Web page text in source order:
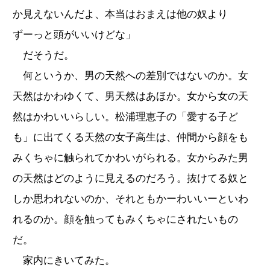
か見えないんだよ、本当はおまえは他の奴より
ずーっと頭がいいけどな」
だそうだ。
何というか、男の天然への差別ではないのか。女
天然はかわゆくて、男天然はあほか。女から女の天
然はかわいいらしい。松浦理恵子の「愛する子ど
も」に出てくる天然の女子高生は、仲間から顔をも
みくちゃに触られてかわいがられる。女からみた男
の天然はどのように見えるのだろう。抜けてる奴と
しか思われないのか、それともかーわいいーといわ
れるのか。顔を触ってもみくちゃにされたいもの
だ。
家内にきいてみた。